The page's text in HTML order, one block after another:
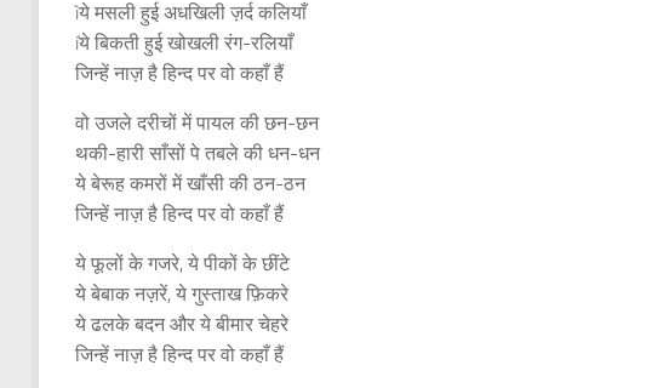
ìये मसली हुई अधखिली ज़र्द कलियाँ
íये बिकती हुई खोखली रंग-रलियाँ
जिन्हें नाज़ है हिन्द पर वो कहाँ हैं
वो उजले दरीचों में पायल की छन-छन
थकी-हारी साँसों पे तबले की धन-धन
ये बेरूह कमरों में खाँसी की ठन-ठन
जिन्हें नाज़ है हिन्द पर वो कहाँ हैं
ये फूलों के गजरे, ये पीकों के छींटे
ये बेबाक नज़रें, ये गुस्ताख फ़िकरे
ये ढलके बदन और ये बीमार चेहरे
जिन्हें नाज़ है हिन्द पर वो कहाँ हैं